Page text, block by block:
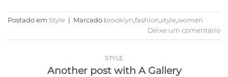
Postado em Style | Marcado brooklyn,fashion,style,women
Deixe um comentário
STYLE
Another post with A Gallery